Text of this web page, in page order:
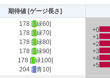
期待値 [ゲージ長さ]
178 [ 緑60]
178 [ 緑70]
178 [ 緑80]
178 [ 緑90]
178 [■ 緑100]
204 [ 青10]
+0
+1
+2
+3
+4
+5